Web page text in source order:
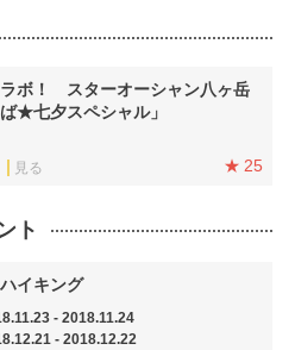
ボ！ スターオーシャン八ヶ岳
★七夕スペシャル」
見る 25
ト
イキング
- 2018.11.24
- 2018.12.22